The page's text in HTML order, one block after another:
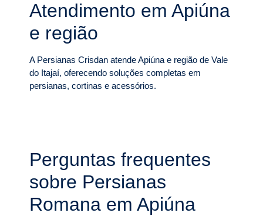
Atendimento em Apiúna
e região
A Persianas Crisdan atende Apiúna e região de Vale
do Itajaí, oferecendo soluções completas em
persianas, cortinas e acessórios.
Perguntas frequentes
sobre Persianas
Romana em Apiúna